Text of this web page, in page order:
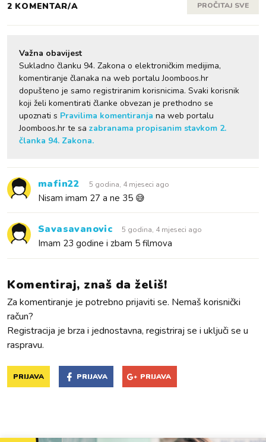
2 KOMENTAR/A PROČITAJ SVE
Važna obavijest
Sukladno članku 94. Zakona o elektroničkim medijima,
komentiranje članaka na web portalu Joomboos.hr
dopušteno je samo registriranim korisnicima. Svaki korisnik
koji želi komentirati članke obvezan je prethodno se
upoznati s Pravilima komentiranja na web portalu
Joomboos.hr te sa zabranama propisanim stavkom 2.
članka 94. Zakona.
mafin22 5 godina, 4 mjeseci ago
Nisam imam 27 a ne 35 😅
Savasavanovic 5 godina, 4 mjeseci ago
Imam 23 godine i zbam 5 filmova
Komentiraj, znaš da želiš!
Za komentiranje je potrebno prijaviti se. Nemaš korisnički
račun?
Registracija je brza i jednostavna, registriraj se i uključi se u
raspravu.
PRIJAVA PRIJAVA PRIJAVA